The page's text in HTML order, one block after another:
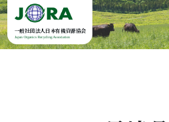
Skip to content
一般社団法人日本有機資源協会
Japan Organics Recycling Association